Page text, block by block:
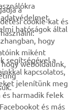
hatóságok által
hogy
miként
weboldalunk,
a
cookie-kat és
segítségével a
kapcsolatos,
jelenítünk meg
és harmadik felek
és más